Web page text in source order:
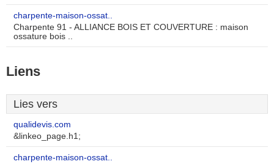
charpente-maison-ossat..
Charpente 91 - ALLIANCE BOIS ET COUVERTURE : maison
ossature bois ..
Liens
Lies vers
qualidevis.com
&linkeo_page.h1;
charpente-maison-ossat..